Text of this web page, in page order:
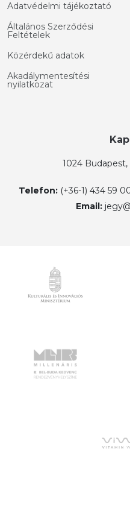
Adatvédelmi tájékoztató
Általános Szerződési
Feltételek
Közérdekű adatok
Akadálymentesítési
nyilatkozat
1024 Budapest,
Telefon: (+36-1) 434 59
Email: